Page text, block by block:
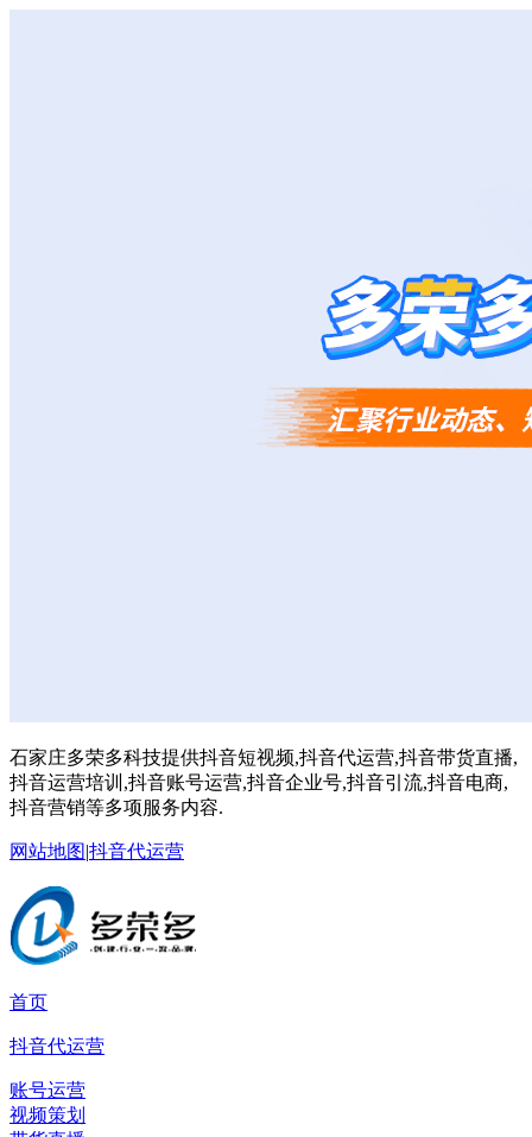
石家庄多荣多科技提供抖音短视频,抖音代运营,抖音带货直播,
抖音运营培训,抖音账号运营,抖音企业号,抖音引流,抖音电商,
抖音营销等多项服务内容.
网站地图|抖音代运营
首页
抖音代运营
账号运营
视频策划